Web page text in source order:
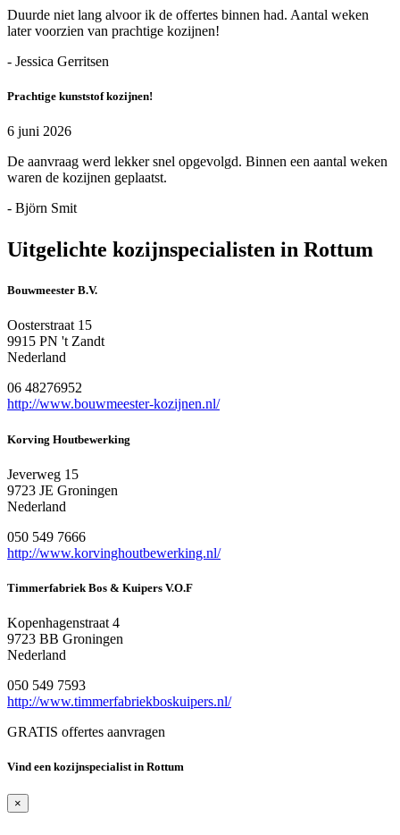
Duurde niet lang alvoor ik de offertes binnen had. Aantal weken
later voorzien van prachtige kozijnen!
- Jessica Gerritsen
Prachtige kunststof kozijnen!
6 juni 2026
De aanvraag werd lekker snel opgevolgd. Binnen een aantal weken
waren de kozijnen geplaatst.
- Björn Smit
Uitgelichte kozijnspecialisten in Rottum
Bouwmeester B.V.
Oosterstraat 15
9915 PN 't Zandt
Nederland
06 48276952
http://www.bouwmeester-kozijnen.nl/
Korving Houtbewerking
Jeverweg 15
9723 JE Groningen
Nederland
050 549 7666
http://www.korvinghoutbewerking.nl/
Timmerfabriek Bos & Kuipers V.O.F
Kopenhagenstraat 4
9723 BB Groningen
Nederland
050 549 7593
http://www.timmerfabriekboskuipers.nl/
GRATIS offertes aanvragen
Vind een kozijnspecialist in Rottum
×